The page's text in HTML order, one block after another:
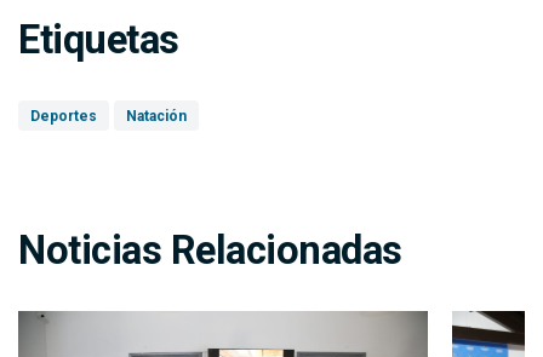
Etiquetas
Deportes Natación
Noticias Relacionadas